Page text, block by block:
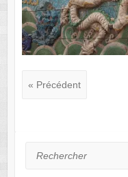
« Précédent
Rechercher